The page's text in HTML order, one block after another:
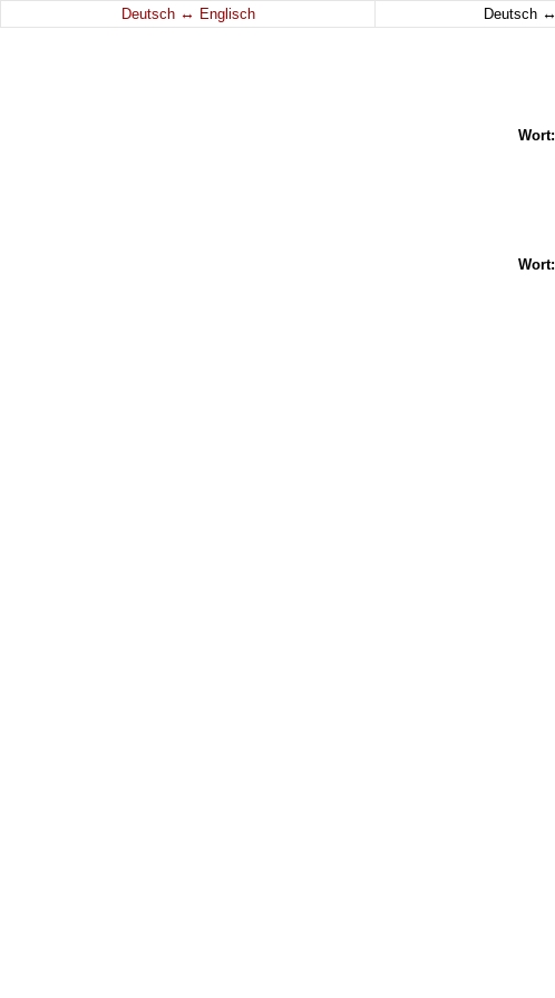
Deutsch ↔ Englisch Deutsch ↔
Wort:
Wort: